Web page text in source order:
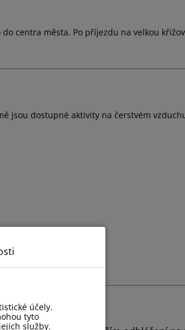
centra města. Po příjezdu na velkou
jsou dostupné aktivity na čerstvém
účely.
tyto
služby.